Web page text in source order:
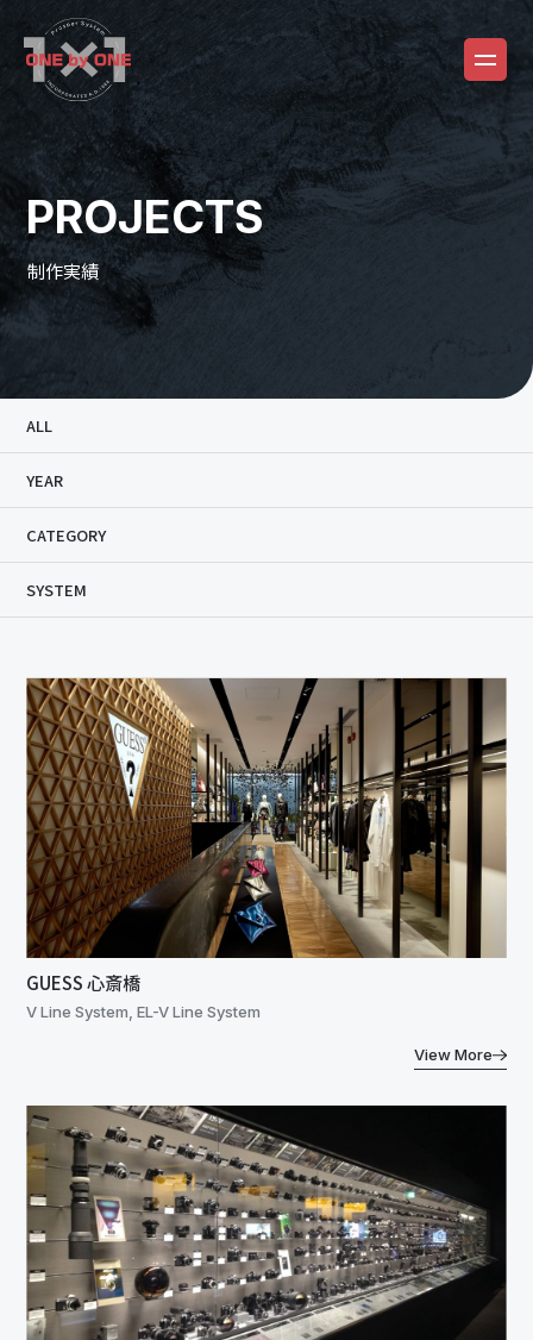
PROJECTS
制作実績
ALL
YEAR
CATEGORY
SYSTEM
GUESS 心斎橋
V Line System, EL-V Line System
View More